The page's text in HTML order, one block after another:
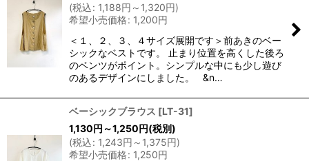
(税込: 1,188円 ～1,320円)
希望小売価格: 1,200円
＜１、２、３、４サイズ展開です＞前あきのベー
シックなベストです。 止まり位置を高くした後ろ
のベンツがポイント。シンプルな中にも少し遊び
のあるデザインにしました。 &n…
ベーシックブラウス [LT-31]
1,130円 ～1,250円(税別)
(税込: 1,243円 ～1,375円)
希望小売価格: 1,250円